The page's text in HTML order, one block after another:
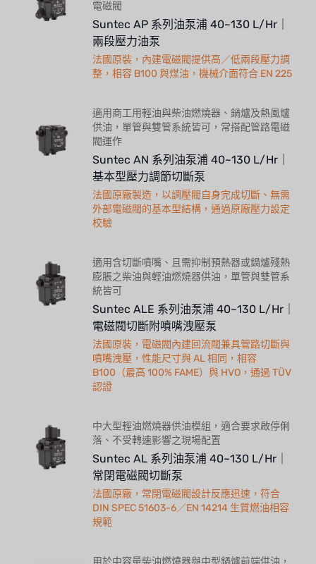
電磁閥
Suntec AP 系列油泵浦 40~130 L/Hr｜
兩段壓力油泵
法國原裝，內建電磁閥提供高／低兩段壓力調
整，相容 B100 與煤油，機械介面符合 EN 225
適用商工用輕油與柴油燃燒器、鍋爐及熱風爐
供油，單管與雙管系統皆可，常搭配管路電磁
閥運作
Suntec AN 系列油泵浦 40~130 L/Hr｜
基本型壓力調節切斷泵
法國原廠製造，以調壓閥自身完成切斷、無需
外部電磁閥的基本型結構，通過原廠壓力設定
校驗
適用含切斷噴嘴、且需抑制預熱器或鍋爐殘熱
膨脹之柴油與輕油燃燒器供油，單管與雙管系
統皆可
Suntec ALE 系列油泵浦 40~130 L/Hr｜
電磁閥切斷附噴嘴洩壓泵
法國原裝，電磁閥內建回流閥兼具管路切斷與
噴嘴洩壓，性能尺寸與 AL 相同，相容
B100（最高 100% FAME）與 HVO，通過 TÜV
認證
中大型輕油燃燒器供油模組，適合要求啟停俐
落、不受轉速影響之現場配置
Suntec AL 系列油泵浦 40~130 L/Hr｜
常閉電磁閥切斷泵
法國原廠，常閉電磁閥設計反應迅速，符合
DIN SPEC 51603-6／EN 14214 生質燃油相容
規範